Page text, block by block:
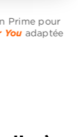
Prime pour
Youadaptée